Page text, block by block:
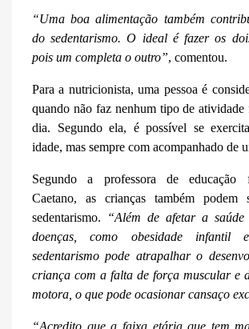
“Uma boa alimentação também
do sedentarismo. O ideal é fazer os
pois um completa o outro”, comentou.
Para a nutricionista,uma pessoa é c
quando não faz nenhumtipo de atividade
dia. Segundo ela, é possível se
idade, mas sempre com acompanhado de
Segundo a professora de educação
Caetano, as crianças também podem
sedentarismo.
“Além de afetar a saúde
doenças, como obesidade infantil
sedentarismo pode atrapalhar o
criança com a falta de força muscular e
motora, o que pode ocasionarcansaço
“Acredito que a faixa etária que tem